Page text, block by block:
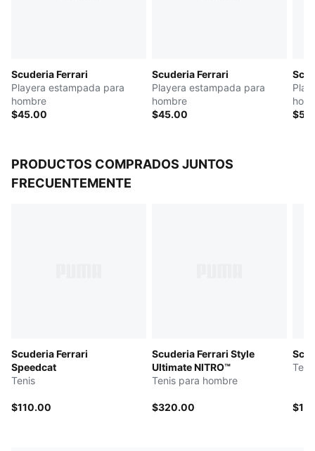
Scuderia Ferrari
Playera estampada para
hombre
$45.00
Scuderia Ferrari
Playera estampada para
hombre
$45.00
PRODUCTOS COMPRADOS JUNTOS
FRECUENTEMENTE
Scuderia Ferrari
Speedcat
Tenis
$110.00
Scuderia Ferrari Style
Ultimate NITRO™
Tenis para hombre
$320.00